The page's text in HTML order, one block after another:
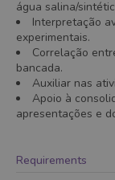
água salina/
Interpretação
experimentais.
Correlação
bancada.
Auxiliar nas
Apoio à
apresentações e
Requirements